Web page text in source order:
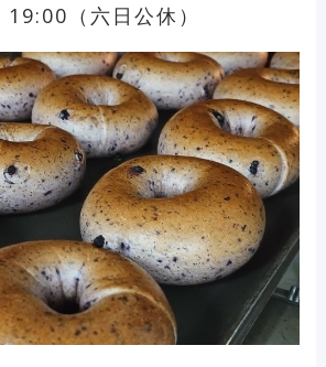
（六日公休）